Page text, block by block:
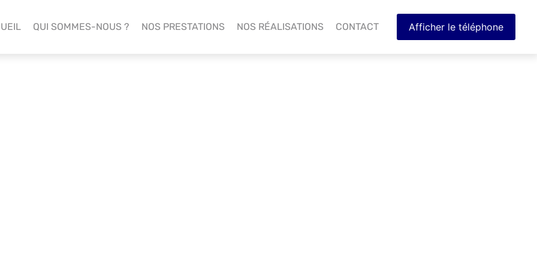
QUI SOMMES-NOUS ? NOS PRESTATIONS NOS RÉALISATIONS CONTACT Afficher le téléphone